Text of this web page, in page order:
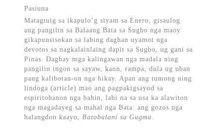
Pasiuna
Matagtuig sa ikapulo’g siyam sa Enero, gisaulog
ang pangilin sa Balaang Bata sa Sugbo nga maoy
gikapunsisokan sa labing daghan uyamot nga
devotos sa nagkalainlaing dapit sa Sugbo, ug gani sa
Pinas. Daghay mga kalingawan nga madala ning
pangilin ingon sa sayaw, kaon, rampa, dula ug uban
pang kalibotan-on nga hikay. Apan ang tumong ning
lindoga (article) mao ang pagpakigsayod sa
espiritohanon nga bahin, labi na sa usa ka alawiton
nga magadayeg sa mahal nga Bata: ang gozos nga
halangdon kaayo, Batobalani sa Gugma